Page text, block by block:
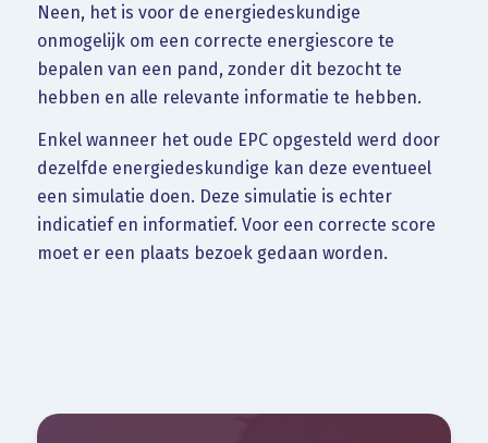
Neen, het is voor de energiedeskundige
onmogelijk om een correcte energiescore te
bepalen van een pand, zonder dit bezocht te
hebben en alle relevante informatie te hebben.
Enkel wanneer het oude EPC opgesteld werd door
dezelfde energiedeskundige kan deze eventueel
een simulatie doen. Deze simulatie is echter
indicatief en informatief. Voor een correcte score
moet er een plaats bezoek gedaan worden.